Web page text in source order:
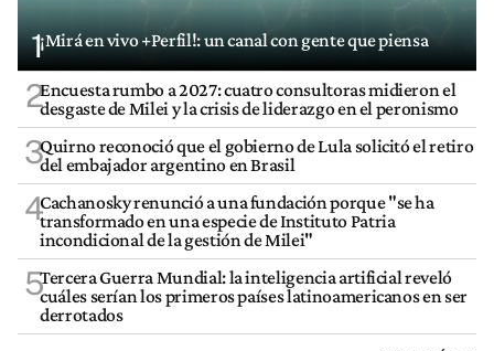
1¡Mirá en vivo +Perfil!: un canal con gente que piensa
2Encuesta rumbo a 2027: cuatro consultoras midieron el
desgaste de Milei y la crisis de liderazgo en el peronismo
3Quirno reconoció que el gobierno de Lula solicitó el retiro
del embajador argentino en Brasil
4Cachanosky renunció a una fundación porque "se ha
transformado en una especie de Instituto Patria
incondicional de la gestión de Milei"
5Tercera Guerra Mundial: la inteligencia artificial reveló
cuáles serían los primeros países latinoamericanos en ser
derrotados